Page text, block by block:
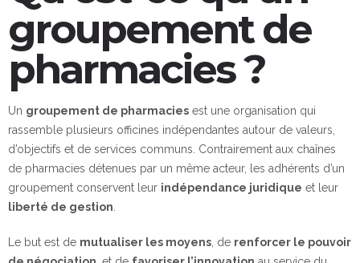
groupement de
pharmacies ?
Un groupement de pharmacies est une organisation qui
rassemble plusieurs officines indépendantes autour de valeurs,
d’objectifs et de services communs. Contrairement aux chaînes
de pharmacies détenues par un même acteur, les adhérents d’un
groupement conservent leur indépendance juridique et leur
liberté de gestion
Le but est de mutualiser les moyens , de renforcer le pouvoir